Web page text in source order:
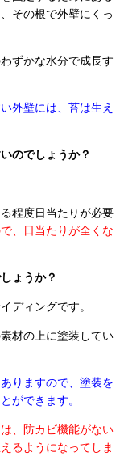
その根で外壁にくっ
ずかな水分で成長す
外壁には、苔は生え
のでしょうか？
程度日当たりが必要
、日当たりが全くな
ょうか？
ディングです。
材の上に塗装してい
りますので、塗装を
ができます。
、防カビ機能がない
るようになってしま